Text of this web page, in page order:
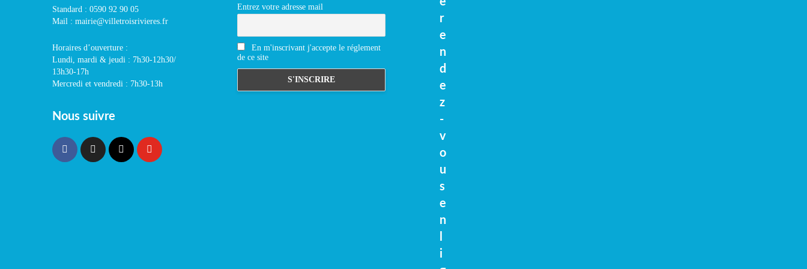
Standard : 0590 92 90 05
Mail : mairie@villetroisrivieres.fr
Horaires d’ouverture :
Lundi, mardi & jeudi : 7h30-12h30/
13h30-17h
Mercredi et vendredi : 7h30-13h
Nous suivre
Entrez votre adresse mail
En m'inscrivant j'accepte le réglement
de ce site
r
e
n
d
e
z
-
v
o
u
s
e
n
i